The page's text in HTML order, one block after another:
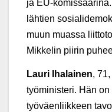
ja EU-
lähtien
muun muassa
Mikkelin piirin
Lauri Ihalainen,
työministeri. Hän
työväenliikkeen